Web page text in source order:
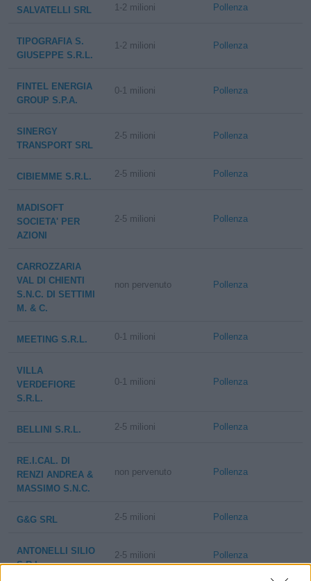
SALVATELLI SRL 1-2 milioni Pollenza
TIPOGRAFIA S.
GIUSEPPE S.R.L.
1-2 milioni Pollenza
FINTEL ENERGIA
GROUP S.P.A.
0-1 milioni Pollenza
SINERGY
TRANSPORT SRL
2-5 milioni Pollenza
CIBIEMME S.R.L. 2-5 milioni Pollenza
MADISOFT
SOCIETA' PER
AZIONI
2-5 milioni Pollenza
CARROZZARIA
VAL DI CHIENTI
S.N.C. DI SETTIMI
M. & C.
non pervenuto Pollenza
MEETING S.R.L. 0-1 milioni Pollenza
VILLA
VERDEFIORE
S.R.L.
0-1 milioni Pollenza
BELLINI S.R.L. 2-5 milioni Pollenza
RE.I.CAL. DI
RENZI ANDREA &
MASSIMO S.N.C.
non pervenuto Pollenza
G&G SRL 2-5 milioni Pollenza
ANTONELLI SILIO
S.R.L.
2-5 milioni Pollenza